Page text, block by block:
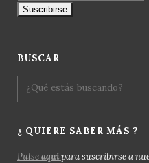
BUSCAR
¿ QUIERE SABER MÁS ?
Pulseaquípara suscribirse a